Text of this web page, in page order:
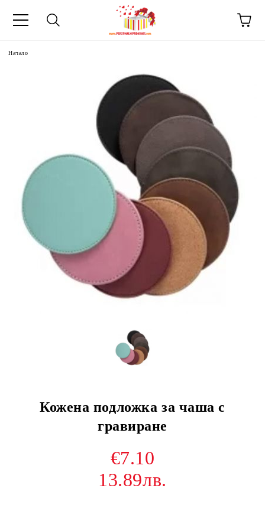
Начало
Кожена подложка за чаша с
гравиране
€7.10
13.89лв.